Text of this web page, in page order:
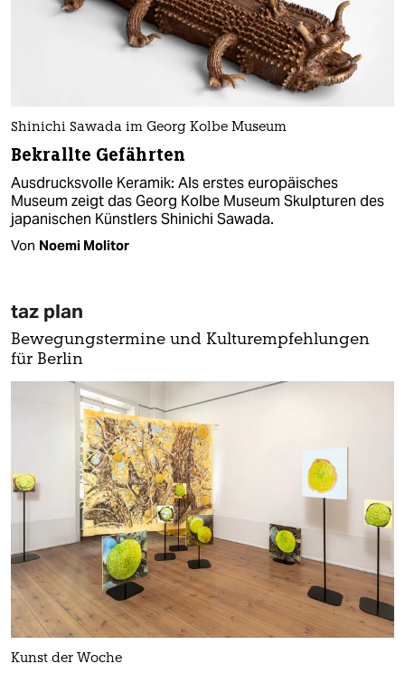
Shinichi Sawada im Georg Kolbe Museum
Bekrallte Gefährten
Ausdrucksvolle Keramik: Als erstes europäisches
Museum zeigt das Georg Kolbe Museum Skulpturen des
japanischen Künstlers Shinichi Sawada.
Von Noemi Molitor
taz plan
Bewegungstermine und Kulturempfehlungen
für Berlin
Kunst der Woche